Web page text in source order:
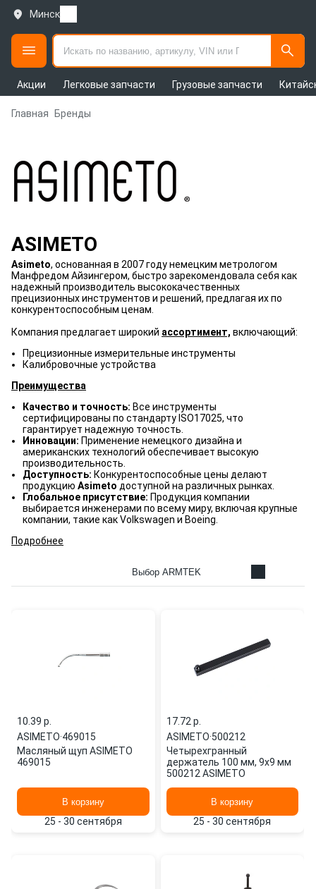
Минск
Акции Легковые запчасти Грузовые запчасти
Главная Бренды
ASIMETO
Asimeto, основанная в 2007 году немецким метрологом
Манфредом Айзингером, быстро зарекомендовала себя как
надежный производитель высококачественных
прецизионных инструментов и решений, предлагая их по
конкурентоспособным ценам.
Компания предлагает широкий ассортимент, включающий:
Прецизионные измерительные инструменты
Калибровочные устройства
Преимущества
Качество и точность: Все инструменты
сертифицированы по стандарту ISO17025, что
гарантирует надежную точность.
Инновации: Применение немецкого дизайна и
американских технологий обеспечивает высокую
производительность.
Доступность: Конкурентоспособные цены делают
продукцию Asimeto доступной на различных рынках.
Глобальное присутствие: Продукция компании
выбирается инженерами по всему миру, включая крупные
компании, такие как Volkswagen и Boeing.
Подробнее
Выбор ARMTEK
10.39 p.
ASIMETO·469015
Масляный щуп ASIMETO
469015
В корзину
25 - 30 сентября
17.72 p.
ASIMETO·500212
Четырехгранный
держатель 100 мм, 9х9 мм
500212 ASIMETO
В корзину
25 - 30 сентября